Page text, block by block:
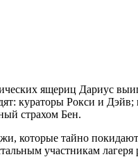
ящериц Дариус
кураторы Рокси и
страхом Бен.
которые тайно
участникам